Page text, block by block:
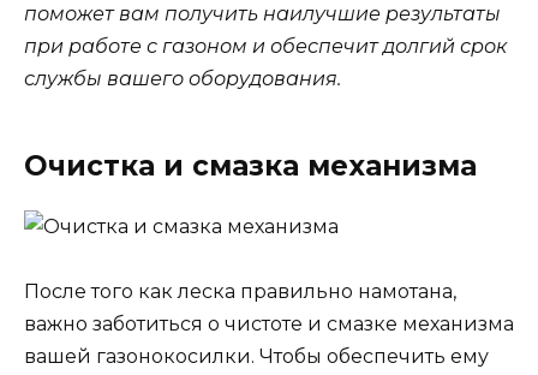
поможет вам получить наилучшие результаты
при работе с газоном и обеспечит долгий срок
службы вашего оборудования.
Очистка и смазка механизма
После того как леска правильно намотана,
важно заботиться о чистоте и смазке механизма
вашей газонокосилки. Чтобы обеспечить ему